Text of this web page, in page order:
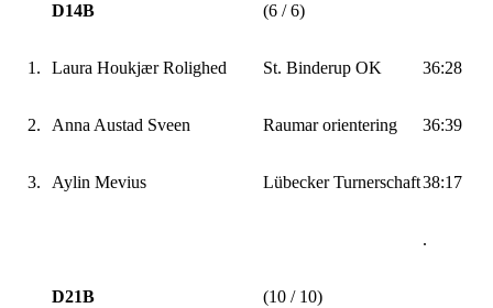
D14B (6 / 6)
1. Laura Houkjær Rolighed St. Binderup OK 36:28
2. Anna Austad Sveen Raumar orientering 36:39
3. Aylin Mevius Lübecker Turnerschaft38:17
.
D21B (10 / 10)